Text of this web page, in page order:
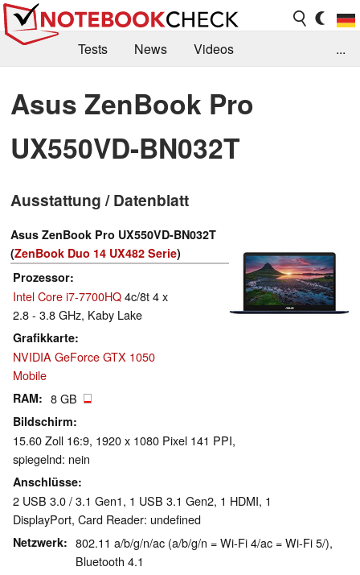
Tests News
Videos
Kaufberatung
Deals Suche
Jobs
Forum
...
Asus ZenBook Pro
UX550VD-BN032T
Ausstattung / Datenblatt
Asus ZenBook Pro UX550VD-BN032T
(ZenBook Duo 14 UX482 Serie)
Prozessor
Intel Core i7-7700HQ4c/8t 4 x
2.8 - 3.8 GHz, Kaby Lake
Grafikkarte
NVIDIA GeForce GTX 1050
Mobile
RAM 8 GB
Bildschirm
15.60 Zoll 16:9, 1920 x 1080 Pixel 141 PPI,
spiegelnd: nein
Anschlüsse
2 USB 3.0 / 3.1 Gen1, 1 USB 3.1 Gen2, 1 HDMI, 1
DisplayPort, Card Reader: undefined
Netzwerk
802.11 a/b/g/n/ac (a/b/g/n = Wi-Fi 4/ac = Wi-Fi 5/),
Bluetooth 4.1